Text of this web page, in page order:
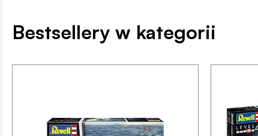
Bestsellery w kategorii